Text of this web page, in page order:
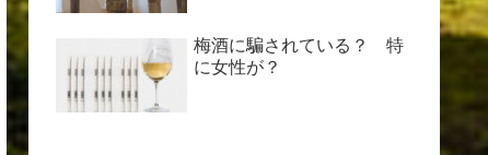
梅酒に騙されている？ 特
に女性が？